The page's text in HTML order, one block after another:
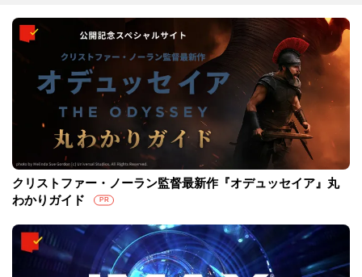
クリストファー・ノーラン監督最新作『オデュッセイア』丸
わかりガイド
PR